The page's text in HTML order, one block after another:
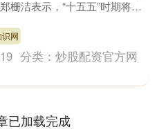
栅洁表示，“十五五”时期将从
鲁藏....
网
分类：炒股配资官方网
已加载完成